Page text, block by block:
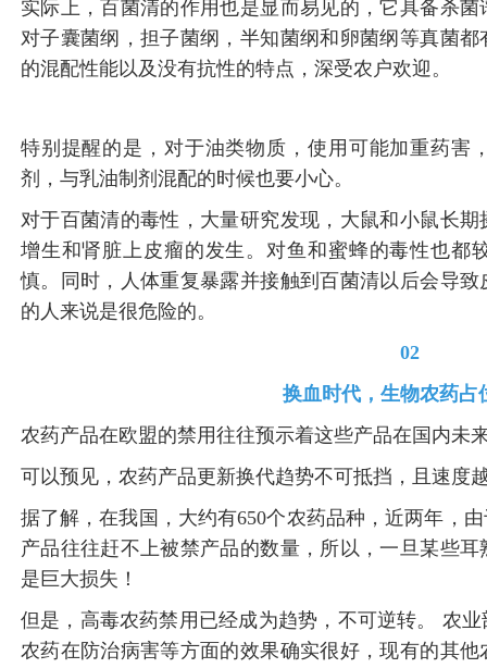
实际上，百菌清的作用也是显而易见的，它具备杀
对子囊菌纲，担子菌纲，半知菌纲和卵菌纲等真菌
的混配性能以及没有抗性的特点，深受农户欢迎。
特别提醒的是，对于油类物质，使用可能加重药害
剂，与乳油制剂混配的时候也要小心。
对于百菌清的毒性，大量研究发现，大鼠和小鼠长
增生和肾脏上皮瘤的发生。对鱼和蜜蜂的毒性也都
慎。同时，人体重复暴露并接触到百菌清以后会导
的人来说是很危险的。
02
换血时代，生物农药占
农药产品在欧盟的禁用往往预示着这些产品在国内未
可以预见，农药产品更新换代趋势不可抵挡，且速度
据了解，在我国，大约有650个农药品种，近两年，
产品往往赶不上被禁产品的数量，所以，一旦某些
是巨大损失！
但是，高毒农药禁用已经成为趋势，不可逆转。 农
农药在防治病害等方面的效果确实很好，现有的其